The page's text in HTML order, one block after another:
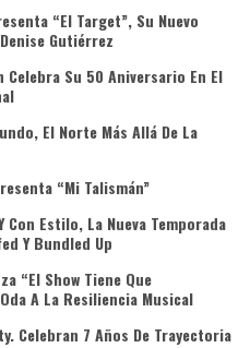
“El Target”, Su Nuevo
Gutiérrez
Celebra Su 50 Aniversario En El
El Norte Más Allá De La
“Mi Talismán”
Con Estilo, La Nueva Temporada
Y Bundled Up
“El Show Tiene Que
A La Resiliencia Musical
Celebran 7 Años De Trayectoria